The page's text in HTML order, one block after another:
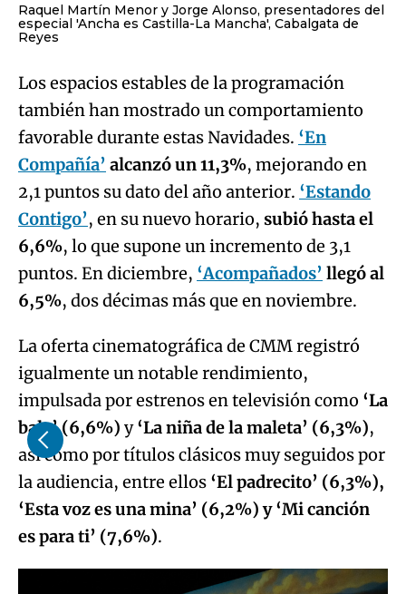
Raquel Martín Menor y Jorge Alonso, presentadores del
especial 'Ancha es Castilla-La Mancha', Cabalgata de
Reyes
Los espacios estables de la programación
también han mostrado un comportamiento
favorable durante estas Navidades. ‘En
Compañía’ alcanzó un 11,3%, mejorando en
2,1 puntos su dato del año anterior. ‘Estando
Contigo’, en su nuevo horario, subió hasta el
6,6%, lo que supone un incremento de 3,1
puntos. En diciembre, ‘Acompañados’ llegó al
6,5%, dos décimas más que en noviembre.
La oferta cinematográfica de CMM registró
igualmente un notable rendimiento,
impulsada por estrenos en televisión como ‘La
bala’ (6,6%) y‘La niña de la maleta’ (6,3%),
así como por títulos clásicos muy seguidos por
la audiencia, entre ellos ‘El padrecito’ (6,3%),
‘Esta voz es una mina’ (6,2%) y ‘Mi canción
es para ti’ (7,6%).